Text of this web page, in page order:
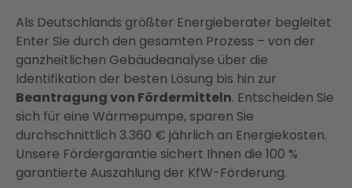
Als Deutschlands größter Energieberater begleitet
Enter Sie durch den gesamten Prozess – von der
ganzheitlichen Gebäudeanalyse über die
Identifikation der besten Lösung bis hin zur
Beantragung von Fördermitteln. Entscheiden Sie
sich für eine Wärmepumpe, sparen Sie
durchschnittlich 3.360 € jährlich an Energiekosten.
Unsere Fördergarantie sichert Ihnen die 100 %
garantierte Auszahlung der KfW-Förderung​​.